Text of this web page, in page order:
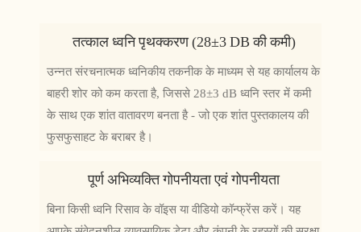
तत्काल ध्वनि पृथक्करण (28±3 DB की कमी)
उन्नत संरचनात्मक ध्वनिकीय तकनीक के माध्यम से यह कार्यालय के
बाहरी शोर को कम करता है, जिससे 28±3 dB ध्वनि स्तर में कमी
के साथ एक शांत वातावरण बनता है - जो एक शांत पुस्तकालय की
फुसफुसाहट के बराबर है।
पूर्ण अभिव्यक्ति गोपनीयता एवं गोपनीयता
बिना किसी ध्वनि रिसाव के वॉइस या वीडियो कॉन्फ्रेंस करें। यह